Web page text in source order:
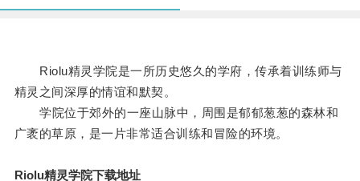
Riolu精灵学院是一所历史悠久的学府，传承着训练师与
精灵之间深厚的情谊和默契。
学院位于郊外的一座山脉中，周围是郁郁葱葱的森林和
广袤的草原，是一片非常适合训练和冒险的环境。
Riolu精灵学院下载地址